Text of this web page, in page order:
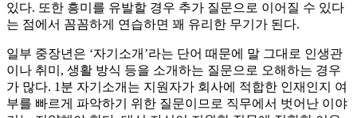
있다. 또한 흥미를 유발할 경우 추가 질문으로 이어질 수 있다
는 점에서 꼼꼼하게 연습하면 꽤 유리한 무기가 된다.
일부 중장년은 ‘자기소개’라는 단어 때문에 말 그대로 인생관
이나 취미, 생활 방식 등을 소개하는 질문으로 오해하는 경우
가 많다. 1분 자기소개는 지원자가 회사에 적합한 인재인지 여
부를 빠르게 파악하기 위한 질문이므로 직무에서 벗어난 이야